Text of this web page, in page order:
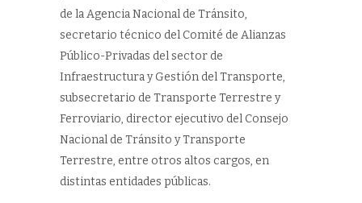
de la Agencia Nacional de Tránsito,
secretario técnico del Comité de Alianzas
Público-Privadas del sector de
Infraestructura y Gestión del Transporte,
subsecretario de Transporte Terrestre y
Ferroviario, director ejecutivo del Consejo
Nacional de Tránsito y Transporte
Terrestre, entre otros altos cargos, en
distintas entidades públicas.